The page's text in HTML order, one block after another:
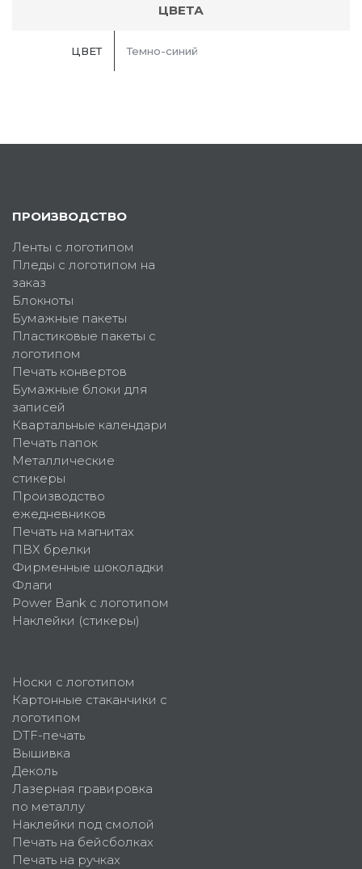
ЦВЕТА
ЦВЕТ Темно-синий
ПРОИЗВОДСТВО
Ленты с логотипом
Пледы с логотипом на
заказ
Блокноты
Бумажные пакеты
Пластиковые пакеты с
логотипом
Печать конвертов
Бумажные блоки для
записей
Квартальные календари
Печать папок
Металлические
стикеры
Производство
ежедневников
Печать на магнитах
ПВХ брелки
Фирменные шоколадки
Флаги
Power Bank с логотипом
Наклейки (стикеры)
Носки с логотипом
Картонные стаканчики с
логотипом
DTF-печать
Вышивка
Деколь
Лазерная гравировка
по металлу
Наклейки под смолой
Печать на бейсболках
Печать на ручках